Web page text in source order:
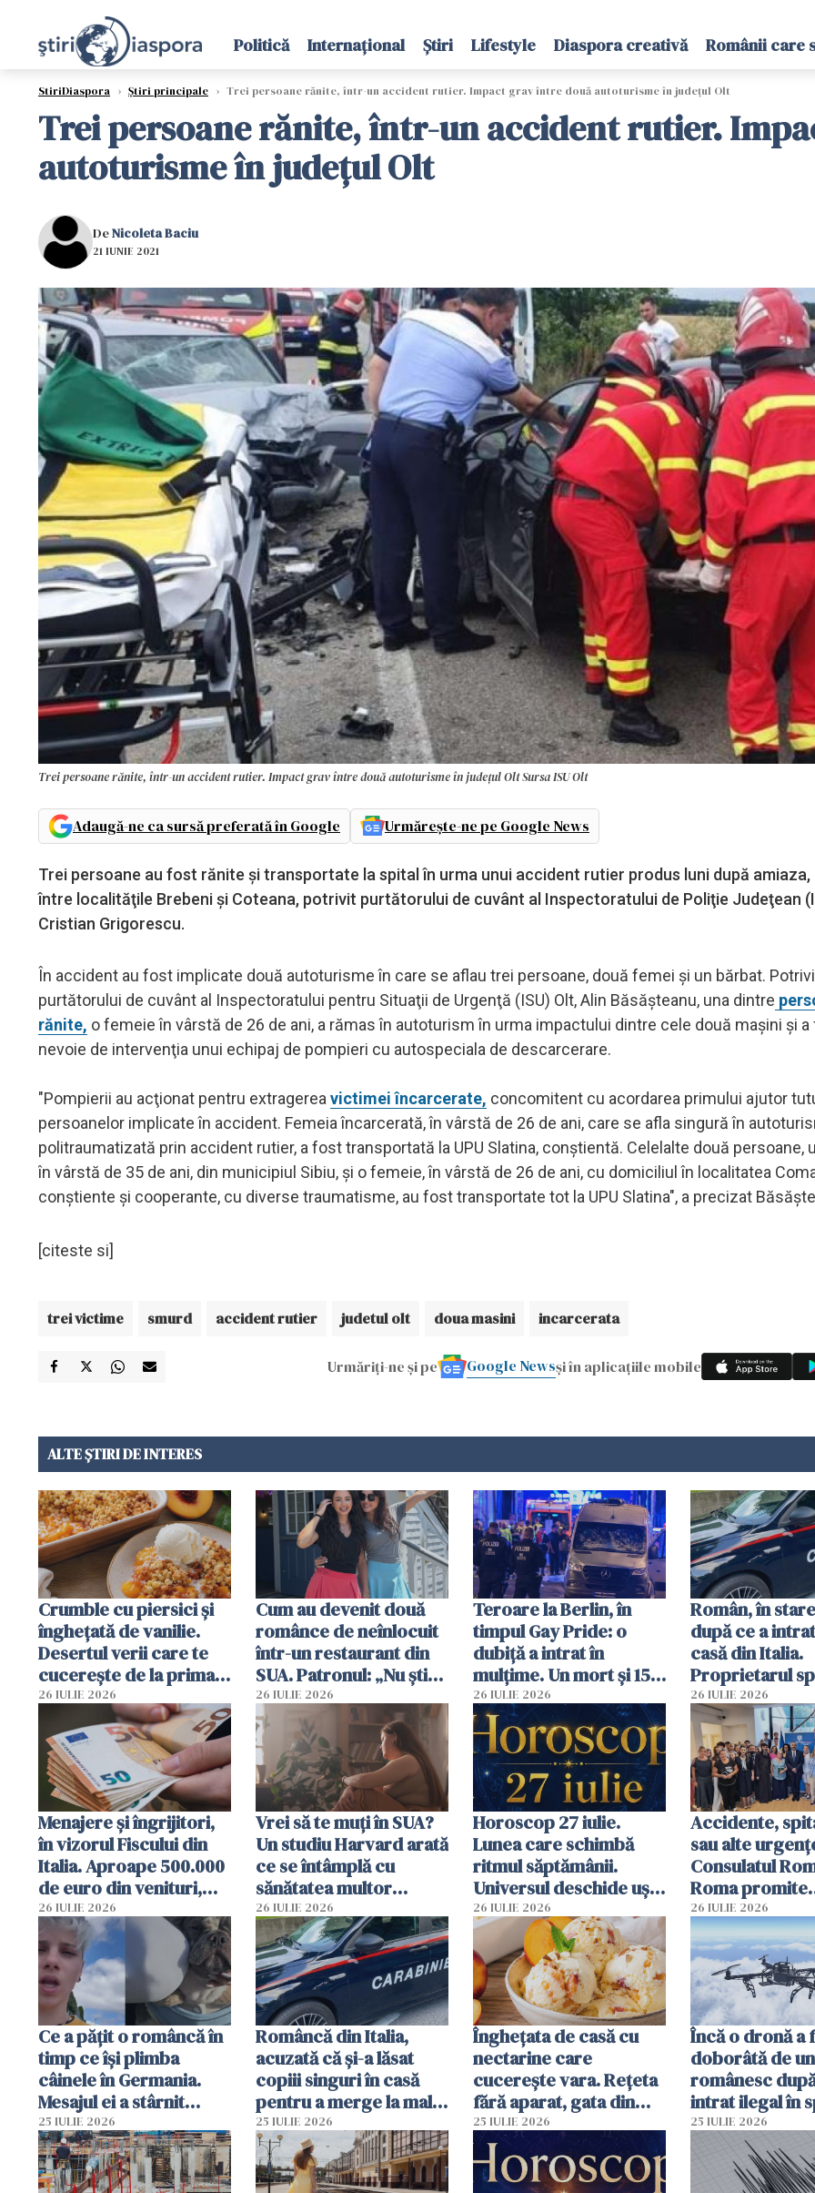
Politică Internațional Știri Lifestyle Diaspora creativă Românii care
StiriDiaspora › Știri principale › Trei persoane rănite, într-un accident rutier. Impact grav între două autoturisme în județul Olt
Trei persoane rănite, într-un accident rutier.
autoturisme în județul Olt
DeNicoleta Baciu
21 IUNIE 2021
Trei persoane rănite, într-un accident rutier. Impact grav între două autoturisme în județul Olt Sursa ISU Olt
Adaugă-ne ca sursă preferată în Google Urmărește-ne pe Google News
Trei persoane au fost rănite şi transportate la spital în urma unui accident rutier produs luni după amiaza,
între localităţile Brebeni şi Coteana, potrivit purtătorului de cuvânt al Inspectoratului de Poliţie Judeţean
Cristian Grigorescu.
În accident au fost implicate două autoturisme în care se aflau trei persoane, două femei şi un bărbat.
purtătorului de cuvânt al Inspectoratului pentru Situaţii de Urgenţă (ISU) Olt, Alin Băsăşteanu, una dintre
rănite, o femeie în vârstă de 26 de ani, a rămas în autoturism în urma impactului dintre cele două maşini şi
nevoie de intervenţia unui echipaj de pompieri cu autospeciala de descarcerare.
"Pompierii au acţionat pentru extragerea victimei încarcerate, concomitent cu acordarea primului ajutor
persoanelor implicate în accident. Femeia încarcerată, în vârstă de 26 de ani, care se afla singură în
politraumatizată prin accident rutier, a fost transportată la UPU Slatina, conştientă. Celelalte două persoane,
în vârstă de 35 de ani, din municipiul Sibiu, şi o femeie, în vârstă de 26 de ani, cu domiciliul în localitatea
conştiente şi cooperante, cu diverse traumatisme, au fost transportate tot la UPU Slatina", a precizat
[citeste si]
trei victime smurd accident rutier judetul olt doua masini incarcerata
Urmăriți-ne și pe Google Newsși în aplicațiile mobile
ALTE ȘTIRI DE INTERES
Crumble cu piersici și
înghețată de vanilie.
Desertul verii care te
cucerește de la prima
lingură
26 IULIE 2026
Cum au devenit două
românce de neînlocuit
într-un restaurant din
SUA. Patronul: „Nu știu
ce o să mă fac fără voi”
26 IULIE 2026
Teroare la Berlin, în
timpul Gay Pride: o
dubiță a intrat în
mulțime. Un mort și 15
răniți
26 IULIE 2026
Român, în
după ce a
casă din Italia.
Proprietarul
s-a apărat cu
26 IULIE 2026
Menajere și îngrijitori,
în vizorul Fiscului din
Italia. Aproape 500.000
de euro din venituri,
ascunși de autorități
26 IULIE 2026
Vrei să te muți în SUA?
Un studiu Harvard arată
ce se întâmplă cu
sănătatea multor
imigranți
26 IULIE 2026
Horoscop 27 iulie.
Lunea care schimbă
ritmul săptămânii.
Universul deschide uși
neașteptate pentru
unele zodii
26 IULIE 2026
Accidente,
sau alte
Consulatul
Roma promite
intervenții în
de ore
26 IULIE 2026
Ce a pățit o româncă în
timp ce își plimba
câinele în Germania.
Mesajul ei a stârnit
dezbateri aprinse
25 IULIE 2026
Româncă din Italia,
acuzată că și-a lăsat
copiii singuri în casă
pentru a merge la mall.
Vecinii au dat alarma
25 IULIE 2026
Înghețata de casă cu
nectarine care
cucerește vara. Rețeta
fără aparat, gata din
câteva ingrediente
25 IULIE 2026
Încă o dronă a
doborâtă de un
românesc
intrat ilegal în
aerian al
25 IULIE 2026